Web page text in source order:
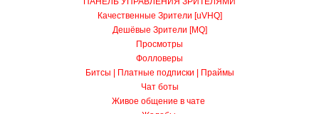
Качественные Зрители [uVHQ]
Дешёвые Зрители [MQ]
Просмотры
Фолловеры
Битсы | Платные подписки | Праймы
Чат боты
Живое общение в чате
Жалобы